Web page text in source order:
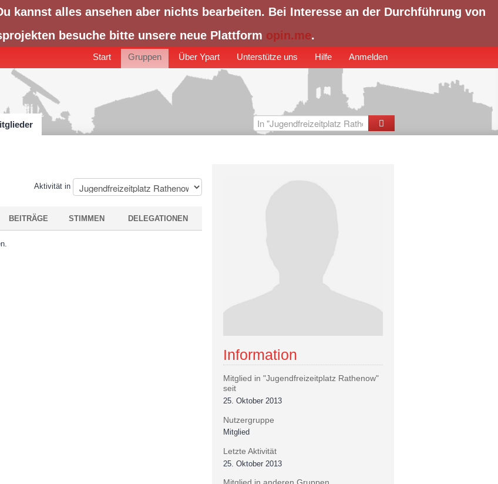
kannst alles ansehen aber nichts bearbeiten. Bei Interesse an der Durchführung von
besuche bitte unsere neue Plattform opin.me.
Start Gruppen Über Ypart Unterstütze uns Hilfe Anmelden
Aktivität in
BEITRÄGE STIMMEN DELEGATIONEN
Information
Mitglied in "Jugendfreizeitplatz Rathenow"
seit
25. Oktober 2013
Nutzergruppe
Mitglied
Letzte Aktivität
25. Oktober 2013